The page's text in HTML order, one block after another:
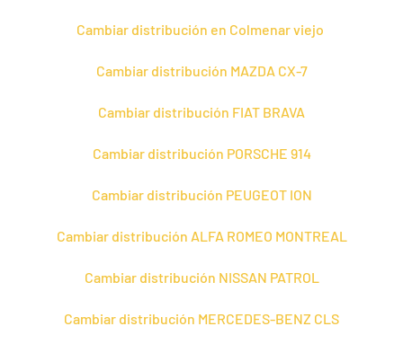
Cambiar distribución en Colmenar viejo
Cambiar distribución MAZDA CX-7
Cambiar distribución FIAT BRAVA
Cambiar distribución PORSCHE 914
Cambiar distribución PEUGEOT ION
Cambiar distribución ALFA ROMEO MONTREAL
Cambiar distribución NISSAN PATROL
Cambiar distribución MERCEDES-BENZ CLS